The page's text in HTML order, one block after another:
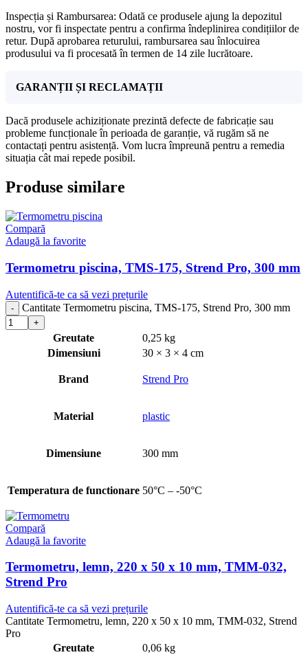
Inspecția și Rambursarea: Odată ce produsele ajung la depozitul
nostru, vor fi inspectate pentru a confirma îndeplinirea condițiilor de
retur. După aprobarea returului, rambursarea sau înlocuirea
produsului va fi procesată în termen de 14 zile lucrătoare.
GARANȚII ȘI RECLAMAȚII
Dacă produsele achiziționate prezintă defecte de fabricație sau
probleme funcționale în perioada de garanție, vă rugăm să ne
contactați pentru asistență. Vom lucra împreună pentru a remedia
situația cât mai repede posibil.
Produse similare
Compară
Adaugă la favorite
Termometru piscina, TMS-175, Strend Pro, 300 mm
Autentifică-te ca să vezi prețurile
Cantitate Termometru piscina, TMS-175, Strend Pro, 300 mm
Greutate
0,25 kg
Dimensiuni
30 × 3 × 4 cm
Brand Strend Pro
Material plastic
Dimensiune 300 mm
Temperatura de functionare 50°C – -50°C
Compară
Adaugă la favorite
Termometru, lemn, 220 x 50 x 10 mm, TMM-032,
Strend Pro
Autentifică-te ca să vezi prețurile
Cantitate Termometru, lemn, 220 x 50 x 10 mm, TMM-032, Strend
Pro
Greutate
0,06 kg